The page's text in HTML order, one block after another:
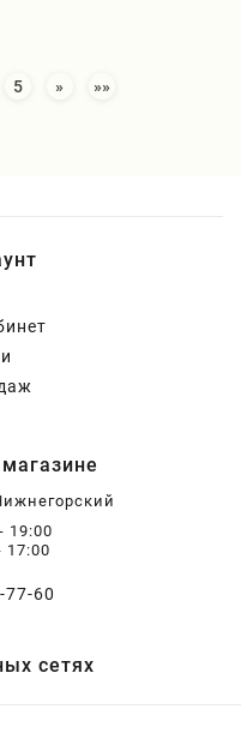
5 » »»
19:00
17:00
77-60
сетях